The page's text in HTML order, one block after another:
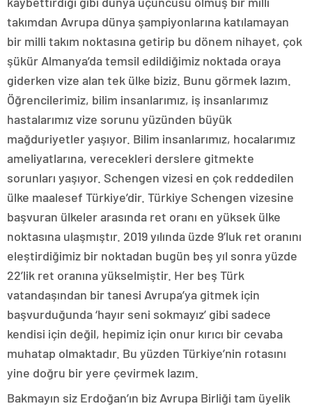
takımdan Avrupa dünya şampiyonlarına katılamayan
bir milli takım noktasına getirip bu dönem nihayet, çok
şükür Almanya’da temsil edildiğimiz noktada oraya
giderken vize alan tek ülke biziz. Bunu görmek lazım.
Öğrencilerimiz, bilim insanlarımız, iş insanlarımız
hastalarımız vize sorunu yüzünden büyük
mağduriyetler yaşıyor. Bilim insanlarımız, hocalarımız
ameliyatlarına, verecekleri derslere gitmekte
sorunları yaşıyor. Schengen vizesi en çok reddedilen
ülke maalesef Türkiye’dir. Türkiye Schengen vizesine
başvuran ülkeler arasında ret oranı en yüksek ülke
noktasına ulaşmıştır. 2019 yılında üzde 9’luk ret oranını
eleştirdiğimiz bir noktadan bugün beş yıl sonra yüzde
22’lik ret oranına yükselmiştir. Her beş Türk
vatandaşından bir tanesi Avrupa’ya gitmek için
başvurduğunda ‘hayır seni sokmayız’ gibi sadece
kendisi için değil, hepimiz için onur kırıcı bir cevaba
muhatap olmaktadır. Bu yüzden Türkiye’nin rotasını
yine doğru bir yere çevirmek lazım.
Bakmayın siz Erdoğan’ın biz Avrupa Birliği tam üyelik